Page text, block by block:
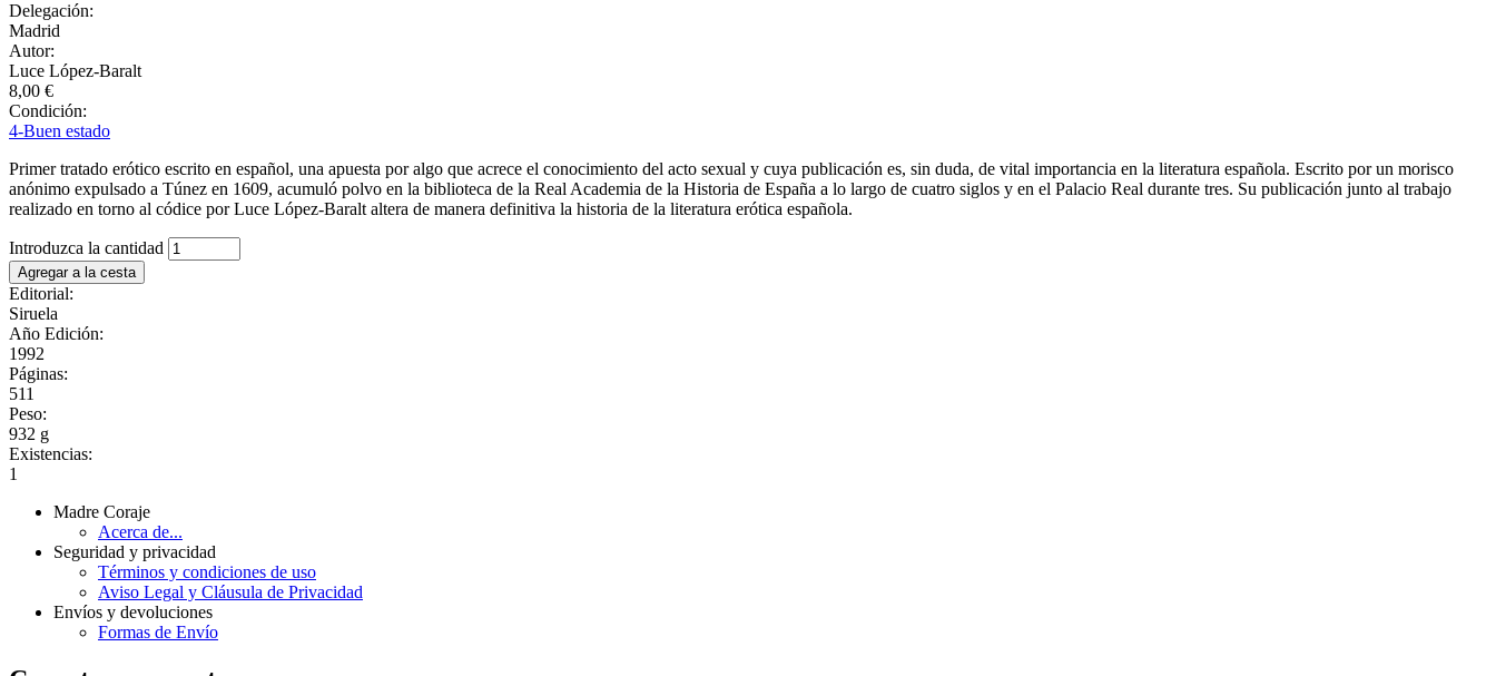
Delegación:
Madrid
Autor:
Luce López-Baralt
8,00 €
Condición:
4-Buen estado
Primer tratado erótico escrito en español, una apuesta por algo que acrece el conocimiento del acto sexual y cuya publicación es, sin duda, de vital importancia en la literatura española. Escrito por un morisco
anónimo expulsado a Túnez en 1609, acumuló polvo en la biblioteca de la Real Academia de la Historia de España a lo largo de cuatro siglos y en el Palacio Real durante tres. Su publicación junto al trabajo
realizado en torno al códice por Luce López-Baralt altera de manera definitiva la historia de la literatura erótica española.
Introduzca la cantidad
Editorial:
Siruela
Año Edición:
1992
Páginas:
511
Peso:
932 g
Existencias:
1
Madre Coraje
Acerca de...
Seguridad y privacidad
Términos y condiciones de uso
Aviso Legal y Cláusula de Privacidad
Envíos y devoluciones
Formas de Envío